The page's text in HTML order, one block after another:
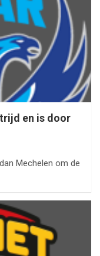
en is door
Mechelen om de